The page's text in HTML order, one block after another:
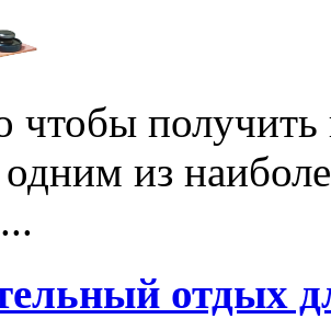
чтобы получить
из
отдых